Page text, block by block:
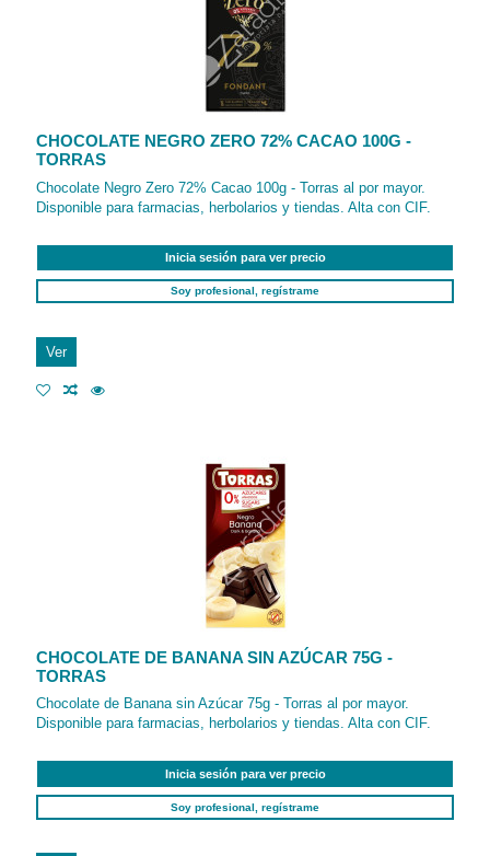
CHOCOLATE NEGRO ZERO 72% CACAO 100G -
TORRAS
Chocolate Negro Zero 72% Cacao 100g - Torras al por mayor.
Disponible para farmacias, herbolarios y tiendas. Alta con CIF.
Inicia sesión para ver precio
Soy profesional, regístrame
Ver
CHOCOLATE DE BANANA SIN AZÚCAR 75G -
TORRAS
Chocolate de Banana sin Azúcar 75g - Torras al por mayor.
Disponible para farmacias, herbolarios y tiendas. Alta con CIF.
Inicia sesión para ver precio
Soy profesional, regístrame